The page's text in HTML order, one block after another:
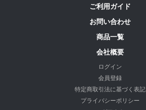
ご利用ガイド
お問い合わせ
商品一覧
会社概要
ログイン
会員登録
特定商取引法に基づく表記
プライバシーポリシー